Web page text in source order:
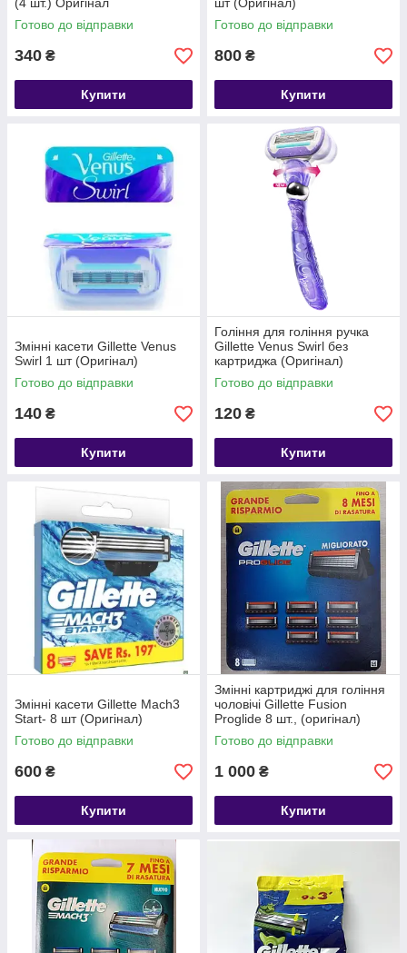
(4 шт.) Оригінал
Готово до відправки
340 ₴
Купити
шт (Оригінал)
Готово до відправки
800 ₴
Купити
Змінні касети Gillette Venus
Swirl 1 шт (Оригінал)
Готово до відправки
140 ₴
Купити
Гоління для гоління ручка
Gillette Venus Swirl без
картриджа (Оригінал)
Готово до відправки
120 ₴
Купити
Змінні касети Gillette Mach3
Start- 8 шт (Оригінал)
Готово до відправки
600 ₴
Купити
Змінні картриджі для гоління
чоловічі Gillette Fusion
Proglide 8 шт., (оригінал)
Готово до відправки
1 000 ₴
Купити